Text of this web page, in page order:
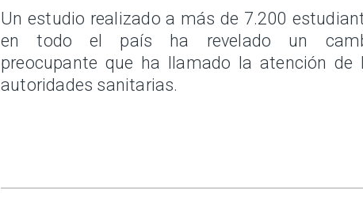
Un estudio realizado a más de 7.200
en todo el país ha revelado un
preocupante que ha llamado la atención de
autoridades sanitarias.